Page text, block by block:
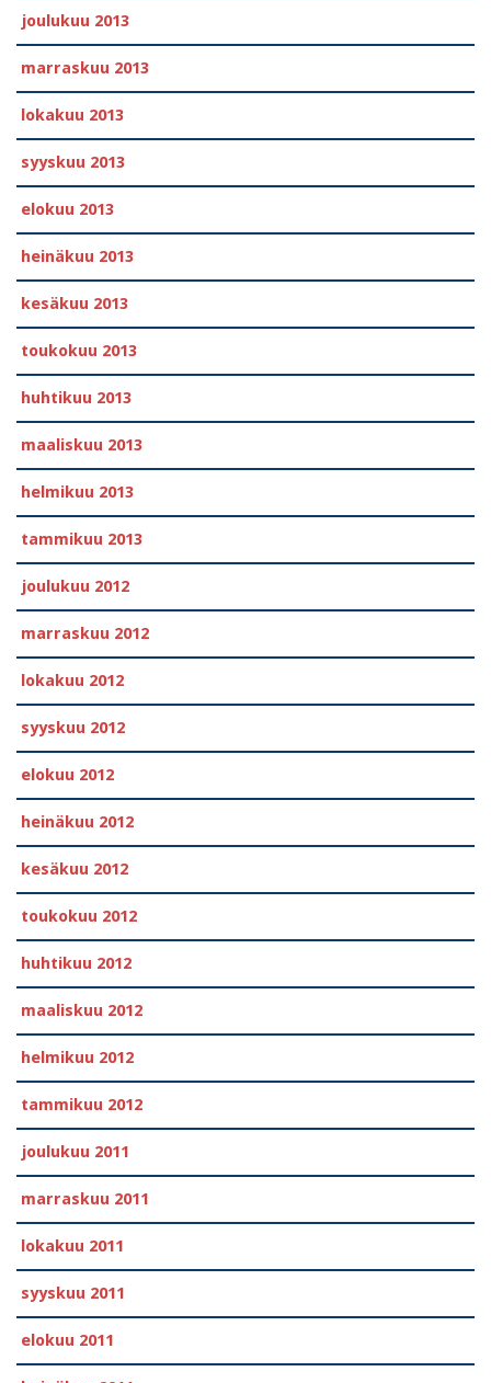
joulukuu 2013
marraskuu 2013
lokakuu 2013
syyskuu 2013
elokuu 2013
heinäkuu 2013
kesäkuu 2013
toukokuu 2013
huhtikuu 2013
maaliskuu 2013
helmikuu 2013
tammikuu 2013
joulukuu 2012
marraskuu 2012
lokakuu 2012
syyskuu 2012
elokuu 2012
heinäkuu 2012
kesäkuu 2012
toukokuu 2012
huhtikuu 2012
maaliskuu 2012
helmikuu 2012
tammikuu 2012
joulukuu 2011
marraskuu 2011
lokakuu 2011
syyskuu 2011
elokuu 2011